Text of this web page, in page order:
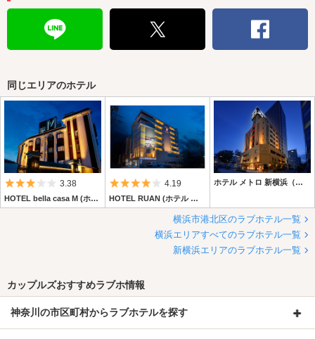
同じエリアのホテル
5つ星のうち3
3.38
HOTEL bella casa M (ホテル ベラカーサ エム)
5つ星のうち4
4.19
HOTEL RUAN (ホテル ルアン)
ホテル メトロ 新横浜（ホテル メトロ シンヨコハマ）
横浜市港北区のラブホテル一覧
横浜エリアすべてのラブホテル一覧
新横浜エリアのラブホテル一覧
カップルズおすすめラブホ情報
神奈川の市区町村からラブホテルを探す